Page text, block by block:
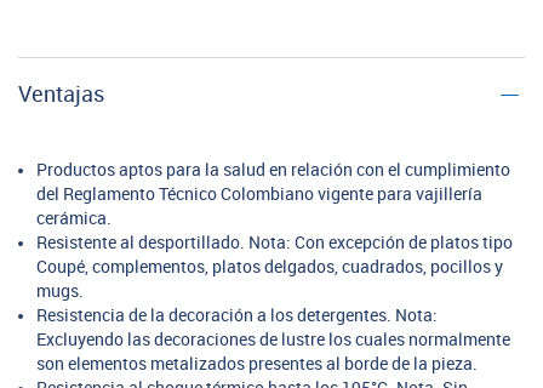
Ventajas
Productos aptos para la salud en relación con el cumplimiento
del Reglamento Técnico Colombiano vigente para vajillería
cerámica.
Resistente al desportillado. Nota: Con excepción de platos tipo
Coupé, complementos, platos delgados, cuadrados, pocillos y
mugs.
Resistencia de la decoración a los detergentes. Nota:
Excluyendo las decoraciones de lustre los cuales normalmente
son elementos metalizados presentes al borde de la pieza.